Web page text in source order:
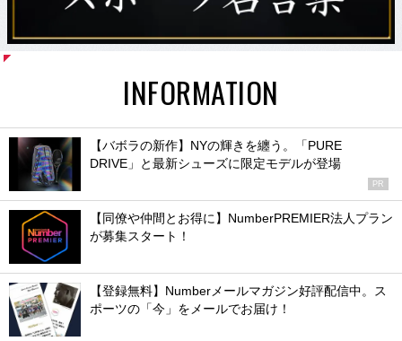
INFORMATION
【バボラの新作】NYの輝きを纏う。「PURE
DRIVE」と最新シューズに限定モデルが登場
PR
【同僚や仲間とお得に】NumberPREMIER法人プラン
が募集スタート！
【登録無料】Numberメールマガジン好評配信中。ス
ポーツの「今」をメールでお届け！